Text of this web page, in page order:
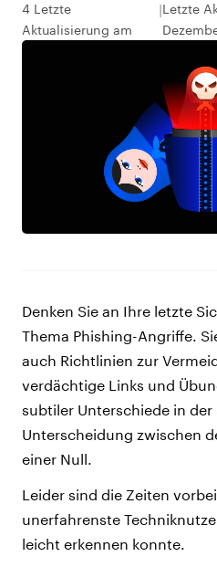
4 Letzte
Aktualisierung am
Letzte
Denken Sie an Ihre letzte
Thema Phishing-Angriffe.
auch Richtlinien zur
verdächtige Links und
subtiler Unterschiede in
Unterscheidung zwischen
einer Null.
Leider sind die Zeiten
unerfahrenste
leicht erkennen konnte.